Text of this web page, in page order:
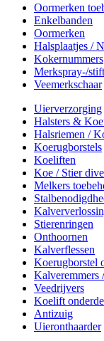
Oormerken
Enkelbanden
Oormerken
Halsplaatjes /
Kokernummers
Merkspray-/stift
Veemerkschaar
Uierverzorging
Halsters &
Halsriemen /
Koerugborstels
Koeliften
Koe / Stier
Melkers
Stierenringen
Onthoornen
Kalverflessen
Koerugborstel
Kalveremmers
Veedrijvers
Koelift
Antizuig
Uieronthaarder